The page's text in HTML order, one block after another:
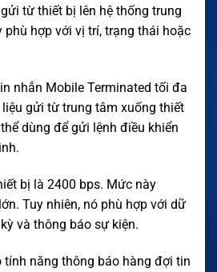
từ thiết bị lên hệ thống trung
hợp với vị trí, trạng thái hoặc
nhắn Mobile Terminated tối đa
gửi từ trung tâm xuống thiết
dùng để gửi lệnh điều khiển
bị là 2400 bps. Mức này
Tuy nhiên, nó phù hợp với dữ
và thông báo sự kiện.
tính năng thông báo hàng đợi tin